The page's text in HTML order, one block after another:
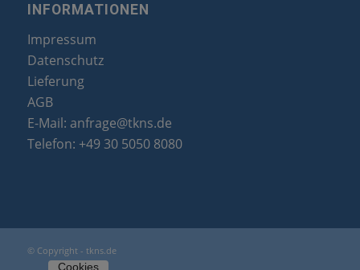
INFORMATIONEN
Impressum
Datenschutz
Lieferung
AGB
E-Mail: anfrage@tkns.de
Telefon: +49 30 5050 8080
© Copyright - tkns.de
Cookies